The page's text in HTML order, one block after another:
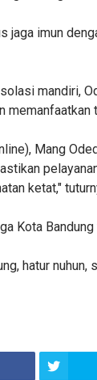
jaga imun
mandiri,
memanfaatkan
Mang
ketat,"
Kota
hatur nuhun,